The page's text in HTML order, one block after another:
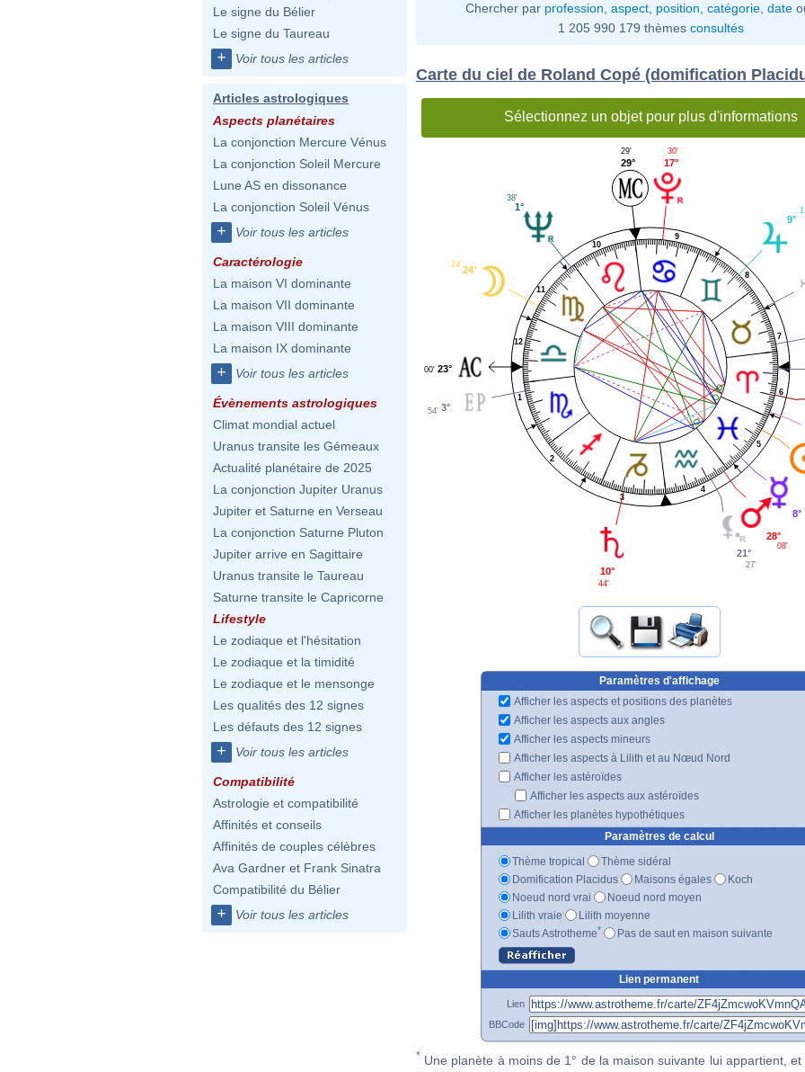
Le signe du Bélier
Le signe du Taureau
+ Voir tous les articles
Articles astrologiques
Aspects planétaires
La conjonction Mercure Vénus
La conjonction Soleil Mercure
Lune AS en dissonance
La conjonction Soleil Vénus
+ Voir tous les articles
Caractérologie
La maison VI dominante
La maison VII dominante
La maison VIII dominante
La maison IX dominante
+ Voir tous les articles
Évènements astrologiques
Climat mondial actuel
Uranus transite les Gémeaux
Actualité planétaire de 2025
La conjonction Jupiter Uranus
Jupiter et Saturne en Verseau
La conjonction Saturne Pluton
Jupiter arrive en Sagittaire
Uranus transite le Taureau
Saturne transite le Capricorne
Lifestyle
Le zodiaque et l'hésitation
Le zodiaque et la timidité
Le zodiaque et le mensonge
Les qualités des 12 signes
Les défauts des 12 signes
+ Voir tous les articles
Compatibilité
Astrologie et compatibilité
Affinités et conseils
Affinités de couples célèbres
Ava Gardner et Frank Sinatra
Compatibilité du Bélier
+ Voir tous les articles
Chercher par profession aspect position catégorie date
1 205 990 179 thèmes consultés
Carte du ciel de Roland Copé (domification
Sélectionnez un objet pour plus d'informations
1
2
3
4
5
6
7
8
9
10
11
12
9°
17°
30'
29°
29'
1°
38'
24°
24'
23°
00'
3°
54'
10°
44'
21°
27'
28°
08'
8°
Paramètres d'affichage
Afficher les aspects et positions des planètes
Afficher les aspects aux angles
Afficher les aspects mineurs
Afficher les aspects à Lilith et au Nœud Nord
Afficher les astéroïdes
Afficher les aspects aux astéroïdes
Afficher les planètes hypothétiques
Paramètres de calcul
Thème tropical
Thème sidéral
Domification Placidus
Maisons égales
Koch
Noeud nord vrai
Noeud nord moyen
Lilith vraie
Lilith moyenne
Sauts Astrotheme* Pas de saut en maison suivante
Lien permanent
Lien
BBCode
* Une planète à moins de 1° de la maison suivante lui appartient, et